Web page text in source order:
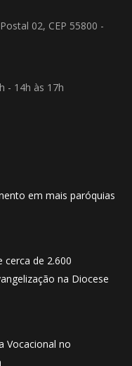
02, CEP 55800 -
- 14h às 17h
em mais paróquias
cerca de 2.600
na Diocese
Vocacional no